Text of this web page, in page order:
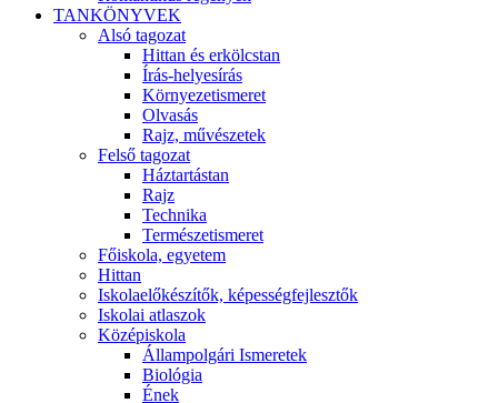
TANKÖNYVEK
Alsó tagozat
Hittan és erkölcstan
Írás-helyesírás
Környezetismeret
Olvasás
Rajz, művészetek
Felső tagozat
Háztartástan
Rajz
Technika
Természetismeret
Főiskola, egyetem
Hittan
Iskolaelőkészítők, képességfejlesztők
Iskolai atlaszok
Középiskola
Állampolgári Ismeretek
Biológia
Ének